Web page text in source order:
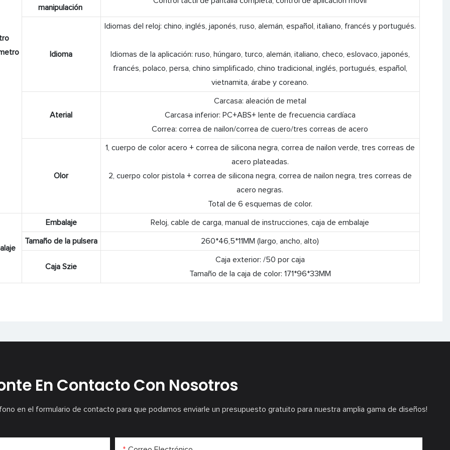
manipulación
Idioma
Idiomas del reloj: chino, inglés, japonés, ruso, alemán, español, italiano, francés y portugués.
Idiomas de la aplicación: ruso, húngaro, turco, alemán, italiano, checo, eslovaco, japonés,
francés, polaco, persa, chino simplificado, chino tradicional, inglés, portugués, español,
vietnamita, árabe y coreano.
Aterial
Carcasa: aleación de metal
Carcasa inferior: PC+ABS+ lente de frecuencia cardíaca
Correa: correa de nailon/correa de cuero/tres correas de acero
Olor
1, cuerpo de color acero + correa de silicona negra, correa de nailon verde, tres correas de
acero plateadas.
2, cuerpo color pistola + correa de silicona negra, correa de nailon negra, tres correas de
acero negras.
Total de 6 esquemas de color.
Embalaje Reloj, cable de carga, manual de instrucciones, caja de embalaje
Tamaño de la pulsera 260*46,5*11MM (largo, ancho, alto)
Caja Szie
Caja exterior: /50 por caja
Tamaño de la caja de color: 171*96*33MM
En Contacto Con Nosotros
en el formulario de contacto para que podamos enviarle un presupuesto gratuito para nuestra amplia gama de diseños!